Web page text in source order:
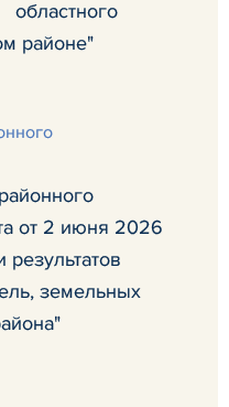
районе"
от 2 июня 2026
земельных